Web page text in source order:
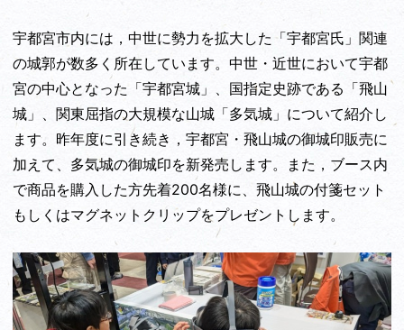
宇都宮市内には，中世に勢力を拡大した「宇都宮氏」関連
の城郭が数多く所在しています。中世・近世において宇都
宮の中心となった「宇都宮城」、国指定史跡である「飛山
城」、関東屈指の大規模な山城「多気城」について紹介し
ます。昨年度に引き続き，宇都宮・飛山城の御城印販売に
加えて、多気城の御城印を新発売します。また，ブース内
で商品を購入した方先着200名様に、飛山城の付箋セット
もしくはマグネットクリップをプレゼントします。